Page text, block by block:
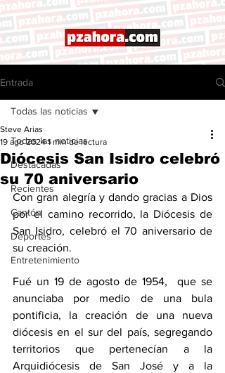
Entrada
Todas las noticias
Destacadas
Recientes
Cantón
Deportes
Entretenimiento
Todas las noticias
Diócesis San Isidro celebró
su 70 aniversario
Steve Arias
19 ago 2024 1 min de lectura
Con gran alegría y dando gracias a Dios
por el camino recorrido, la Diócesis de
San Isidro, celebró el 70 aniversario de
su creación.
Fué un 19 de agosto de 1954,  que se
anunciaba por medio de una bula
pontificia, la creación de una nueva
diócesis en el sur del país, segregando
territorios que pertenecían a la
Arquidiócesis de San José y a la